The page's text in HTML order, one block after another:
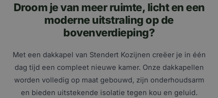
Droom je van meer ruimte, licht en een
moderne uitstraling op de
bovenverdieping?
Met een dakkapel van Stendert Kozijnen creëer je in één
dag tijd een compleet nieuwe kamer. Onze dakkapellen
worden volledig op maat gebouwd, zijn onderhoudsarm
en bieden uitstekende isolatie tegen kou en geluid.